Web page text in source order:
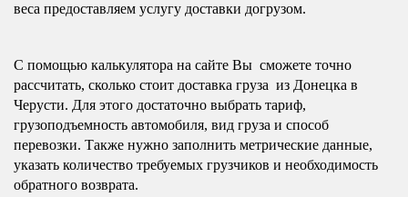
веса предоставляем услугу доставки догрузом.
С помощью калькулятора на сайте Вы сможете точно
рассчитать, сколько стоит доставка груза из Донецка в
Черусти. Для этого достаточно выбрать тариф,
грузоподъемность автомобиля, вид груза и способ
перевозки. Также нужно заполнить метрические данные,
указать количество требуемых грузчиков и необходимость
обратного возврата.